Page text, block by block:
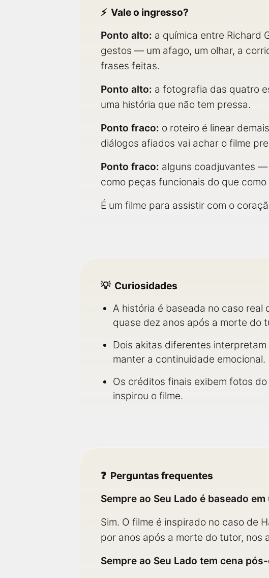
Vale o ingresso?
Ponto alto: a química entre Richard
gestos — um afago, um olhar, a
frases feitas.
Ponto alto: a fotografia das quatro
uma história que não tem pressa.
Ponto fraco: o roteiro é linear
diálogos afiados vai achar o filme
Ponto fraco: alguns coadjuvantes —
como peças funcionais do que
É um filme para assistir com o
Curiosidades
A história é baseada no caso real
quase dez anos após a morte do
Dois akitas diferentes
manter a continuidade emocional.
Os créditos finais exibem fotos
inspirou o filme.
Perguntas frequentes
Sempre ao Seu Lado é baseado
Sim. O filme é inspirado no caso de
por anos após a morte do tutor, nos
Sempre ao Seu Lado tem cena